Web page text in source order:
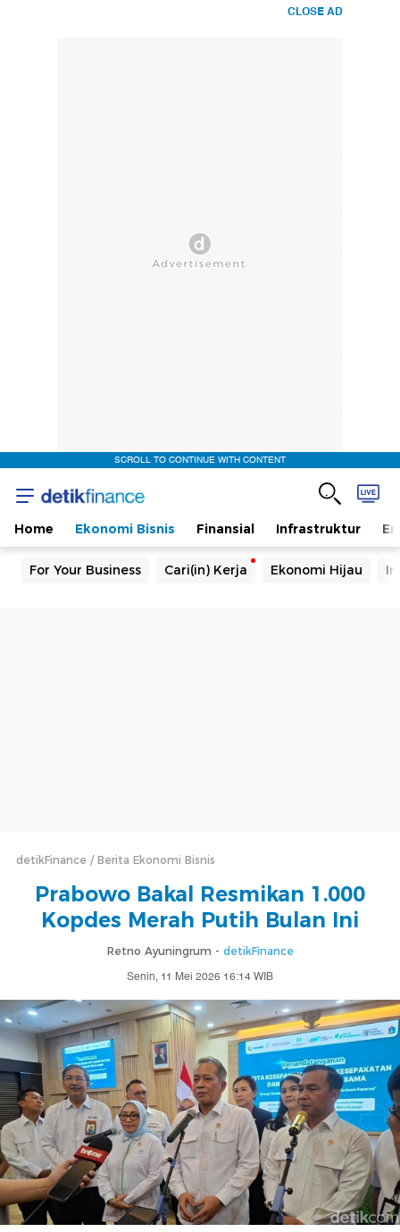
CLOSE AD
SCROLL TO CONTINUE WITH CONTENT
Home Ekonomi Bisnis Finansial Infrastruktur
For Your Business Cari(in) Kerja Ekonomi Hijau
detikFinance Berita Ekonomi Bisnis
Prabowo Bakal Resmikan 1.000
Kopdes Merah Putih Bulan Ini
Retno Ayuningrum - detikFinance
Senin, 11 Mei 2026 16:14 WIB